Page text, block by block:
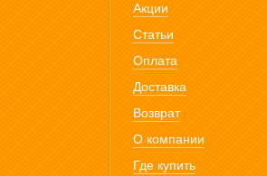
Акции
Статьи
Оплата
Доставка
Возврат
О компании
Где купить